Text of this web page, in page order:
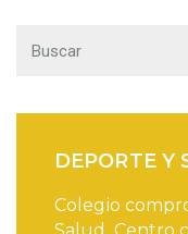
DEPORTE Y
Colegio